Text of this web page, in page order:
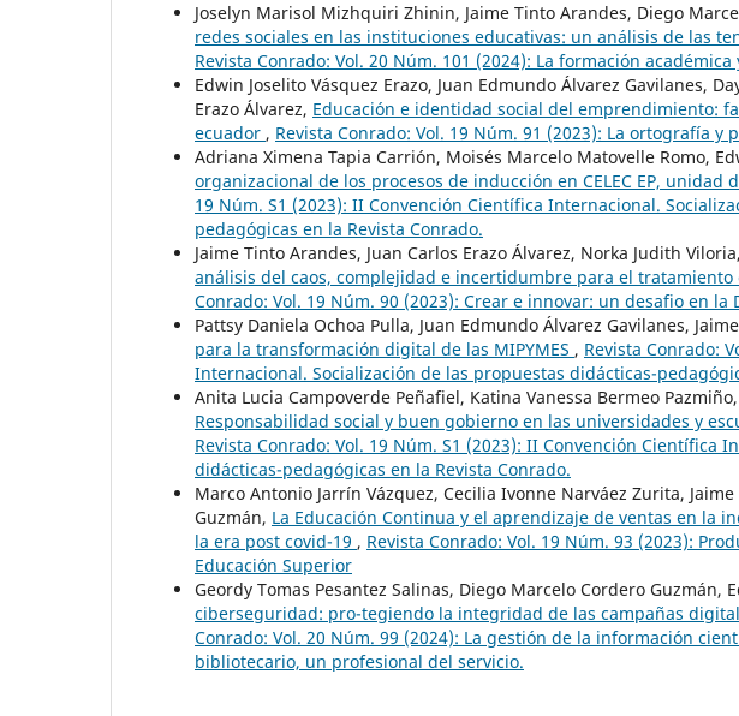
Joselyn Marisol Mizhquiri Zhinin, Jaime Tinto Arandes, Diego
redes sociales en las instituciones educativas: un análisis de las
Revista Conrado: Vol. 20 Núm. 101 (2024): La formación
Edwin Joselito Vásquez Erazo, Juan Edmundo Álvarez Gavilanes,
Erazo Álvarez, Educación e identidad social del emprendimiento:
ecuador , Revista Conrado: Vol. 19 Núm. 91 (2023): La ortografía y
Adriana Ximena Tapia Carrión, Moisés Marcelo Matovelle Romo,
organizacional de los procesos de inducción en CELEC EP, unidad
19 Núm. S1 (2023): II Convención Científica Internacional.
pedagógicas en la Revista Conrado.
Jaime Tinto Arandes, Juan Carlos Erazo Álvarez, Norka Judith
análisis del caos, complejidad e incertidumbre para el
Conrado: Vol. 19 Núm. 90 (2023): Crear e innovar: un desafio en la
Pattsy Daniela Ochoa Pulla, Juan Edmundo Álvarez Gavilanes,
para la transformación digital de las MIPYMES , Revista Conrado:
Internacional. Socialización de las propuestas didácticas-
Anita Lucia Campoverde Peñafiel, Katina Vanessa Bermeo
Responsabilidad social y buen gobierno en las universidades y
Revista Conrado: Vol. 19 Núm. S1 (2023): II Convención Científica
didácticas-pedagógicas en la Revista Conrado.
Marco Antonio Jarrín Vázquez, Cecilia Ivonne Narváez Zurita,
Guzmán, La Educación Continua y el aprendizaje de ventas en la
la era post covid-19 , Revista Conrado: Vol. 19 Núm. 93 (2023):
Educación Superior
Geordy Tomas Pesantez Salinas, Diego Marcelo Cordero Guzmán,
ciberseguridad: pro-tegiendo la integridad de las campañas
Conrado: Vol. 20 Núm. 99 (2024): La gestión de la información
bibliotecario, un profesional del servicio.